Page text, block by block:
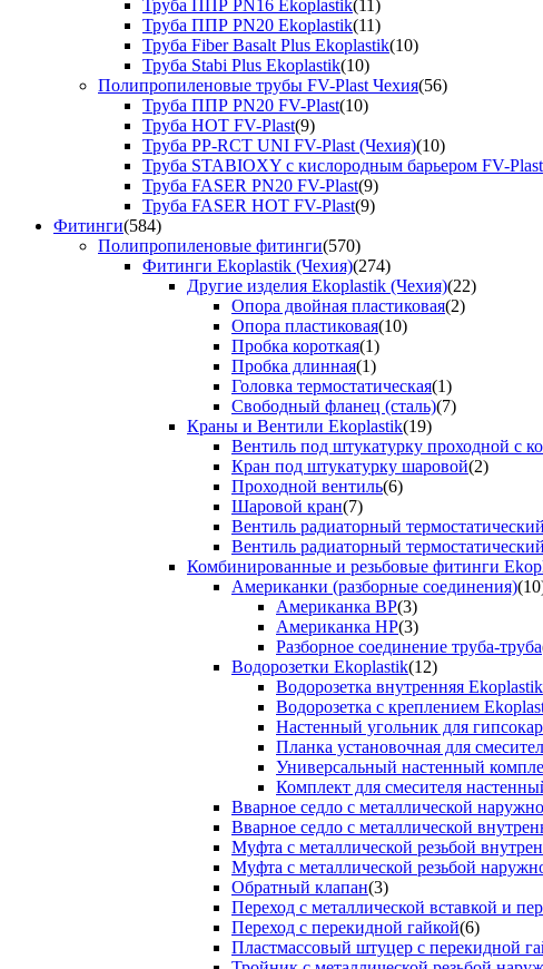
Труба ППР PN16 Ekoplastik(11)
Труба ППР PN20 Ekoplastik(11)
Труба Fiber Basalt Plus Ekoplastik(10)
Труба Stabi Plus Ekoplastik(10)
Полипропиленовые трубы FV-Plast Чехия(56)
Труба ППР PN20 FV-Plast(10)
Труба HOT FV-Plast(9)
Труба PP-RCT UNI FV-Plast (Чехия)(10)
Труба STABIOXY с кислородным барьером FV-Plast
Труба FASER PN20 FV-Plast(9)
Труба FASER HOT FV-Plast(9)
Фитинги(584)
Полипропиленовые фитинги(570)
Фитинги Ekoplastik (Чехия)(274)
Другие изделия Ekoplastik (Чехия)(22)
Опора двойная пластиковая(2)
Опора пластиковая(10)
Пробка короткая(1)
Пробка длинная(1)
Головка термостатическая(1)
Свободный фланец (сталь)(7)
Краны и Вентили Ekoplastik(19)
Вентиль под штукатурку проходной с
Кран под штукатурку шаровой(2)
Проходной вентиль(6)
Шаровой кран(7)
Вентиль радиаторный
Вентиль радиаторный
Комбинированные и резьбовые фитинги
Американки (разборные соединения)
Американка ВР(3)
Американка НР(3)
Разборное соединение труба-труба
Водорозетки Ekoplastik(12)
Водорозетка внутренняя Ekoplastik
Водорозетка с креплением
Настенный угольник для
Планка установочная для
Универсальный настенный
Комплект для смесителя
Вварное седло с металлической
Вварное седло с металлической
Муфта с металлической резьбой
Муфта с металлической резьбой
Обратный клапан(3)
Переход с металлической вставкой и
Переход с перекидной гайкой(6)
Пластмассовый штуцер с перекидной